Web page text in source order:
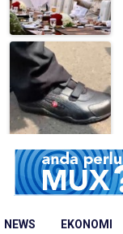
NEWS EKONOMI